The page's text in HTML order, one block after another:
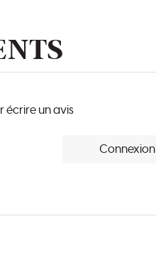
écrire un avis
Connexion